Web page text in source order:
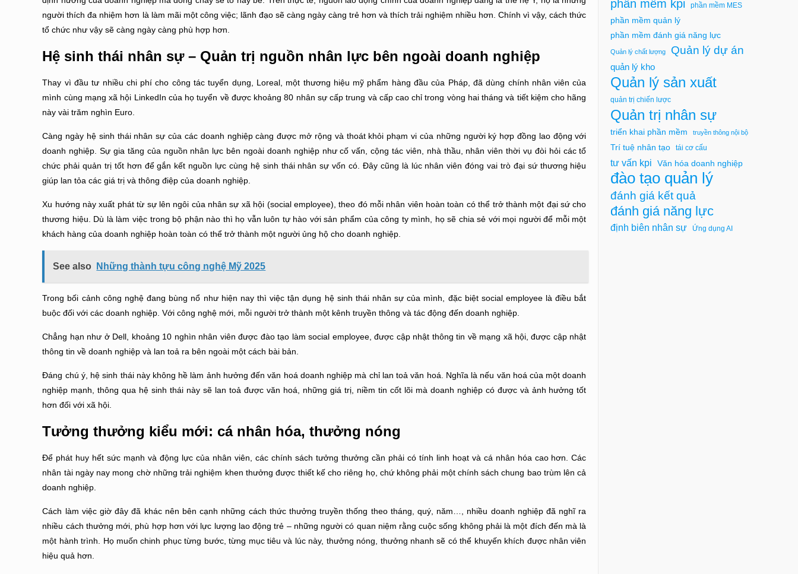
người thích đa nhiệm hơn là làm mãi một công việc; lãnh đạo sẽ càng ngày càng trẻ hơn và thích trải nghiệm nhiều hơn. Chính vì vậy, cách thức
tổ chức như vậy sẽ càng ngày càng phù hợp hơn.
Hệ sinh thái nhân sự – Quản trị nguồn nhân lực bên ngoài doanh nghiệp
Thay vì đầu tư nhiều chi phí cho công tác tuyển dụng, Loreal, một thương hiệu mỹ phẩm hàng đầu của Pháp, đã dùng chính nhân viên của
mình cùng mạng xã hội LinkedIn của họ tuyển về được khoảng 80 nhân sự cấp trung và cấp cao chỉ trong vòng hai tháng và tiết kiệm cho hãng
này vài trăm nghìn Euro.
Càng ngày hệ sinh thái nhân sự của các doanh nghiệp càng được mở rộng và thoát khỏi phạm vi của những người ký hợp đồng lao động với
doanh nghiệp. Sự gia tăng của nguồn nhân lực bên ngoài doanh nghiệp như cố vấn, cộng tác viên, nhà thầu, nhân viên thời vụ đòi hỏi các tổ
chức phảiquản trịtốt hơn để gắn kết nguồn lực cùng hệ sinh thái nhân sự vốn có. Đây cũng là lúc nhân viên đóng vai trò đại sứ thương hiệu
giúp lan tỏa các giá trị và thông điệp của doanh nghiệp.
Xu hướng này xuất phát từ sự lên ngôi của nhân sự xã hội (social employee), theo đó mỗi nhân viên hoàn toàn có thể trở thành một đại sứ cho
thương hiệu. Dù là làm việc trong bộ phận nào thì họ vẫn luôn tự hào với sản phẩm của công ty mình, họ sẽ chia sẻ với mọi người để mỗi một
khách hàng của doanh nghiệp hoàn toàn có thể trở thành một người ủng hộ cho doanh nghiệp.
See also Những thành tựu công nghệ Mỹ 2025
Trong bối cảnh công nghệ đang bùng nổ như hiện nay thì việc tận dụng hệ sinh thái nhân sự của mình, đặc biệt social employee là điều bắt
buộc đối với các doanh nghiệp. Với công nghệ mới, mỗi người trở thành một kênh truyền thông và tác động đến doanh nghiệp.
Chẳng hạn như ở Dell, khoảng 10 nghìn nhân viên được đào tạo làm social employee, được cập nhật thông tin về mạng xã hội, được cập nhật
thông tin về doanh nghiệp và lan toả ra bên ngoài một cách bài bản.
Đáng chú ý, hệ sinh thái này không hề làm ảnh hưởng đếnvăn hoá doanh nghiệp mà chỉ lan toả văn hoá. Nghĩa là nếu văn hoá của một doanh
nghiệp mạnh, thông qua hệ sinh thái này sẽ lan toả được văn hoá, những giá trị, niềm tin cốt lõi mà doanh nghiệp có được và ảnh hưởng tốt
hơn đối với xã hội.
Tưởng thưởng kiểu mới: cá nhân hóa, thưởng nóng
Để phát huy hết sức mạnh và động lực của nhân viên, các chính sách tưởng thưởng cần phải có tính linh hoạt và cá nhân hóa cao hơn. Các
nhân tài ngày nay mong chờ những trải nghiệm khen thưởng được thiết kế cho riêng họ, chứ không phải một chính sách chung bao trùm lên cả
doanh nghiệp.
Cách làm việc giờ đây đã khác nên bên cạnh những cách thức thưởng truyền thống theo tháng, quý, năm…, nhiều doanh nghiệp đã nghĩ ra
nhiều cách thưởng mới, phù hợp hơn với lực lượng lao động trẻ – những người có quan niệm rằng cuộc sống không phải là một đích đến mà là
một hành trình. Họ muốn chinh phục từng bước, từng mục tiêu và lúc này, thưởng nóng, thưởng nhanh sẽ có thể khuyến khích được nhân viên
hiệu quả hơn.
phần mềm kpi phần mềm MES
phần mềm quản lý
phần mềm đánh giá năng lực
Quản lý chất lượng Quản lý dự án
quản lý kho
Quản lý sản xuất
quản trị chiến lược
Quản trị nhân sự
triển khai phần mềm truyền thông nội bộ
Trí tuệ nhân tạo tái cơ cấu
tư vấn kpi Văn hóa doanh nghiệp
đào tạo quản lý
đánh giá kết quả
đánh giá năng lực
định biên nhân sự Ứng dụng AI